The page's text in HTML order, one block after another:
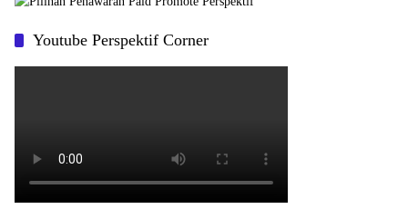
Youtube Perspektif Corner